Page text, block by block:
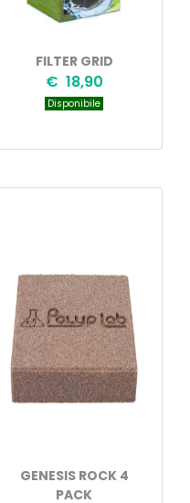
FILTER GRID
€ 18,90
Disponibile
GENESIS ROCK 4
PACK